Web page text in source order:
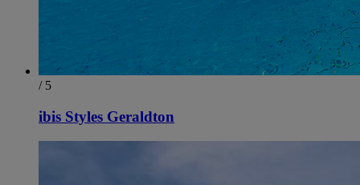
/ 5
ibis Styles Geraldton